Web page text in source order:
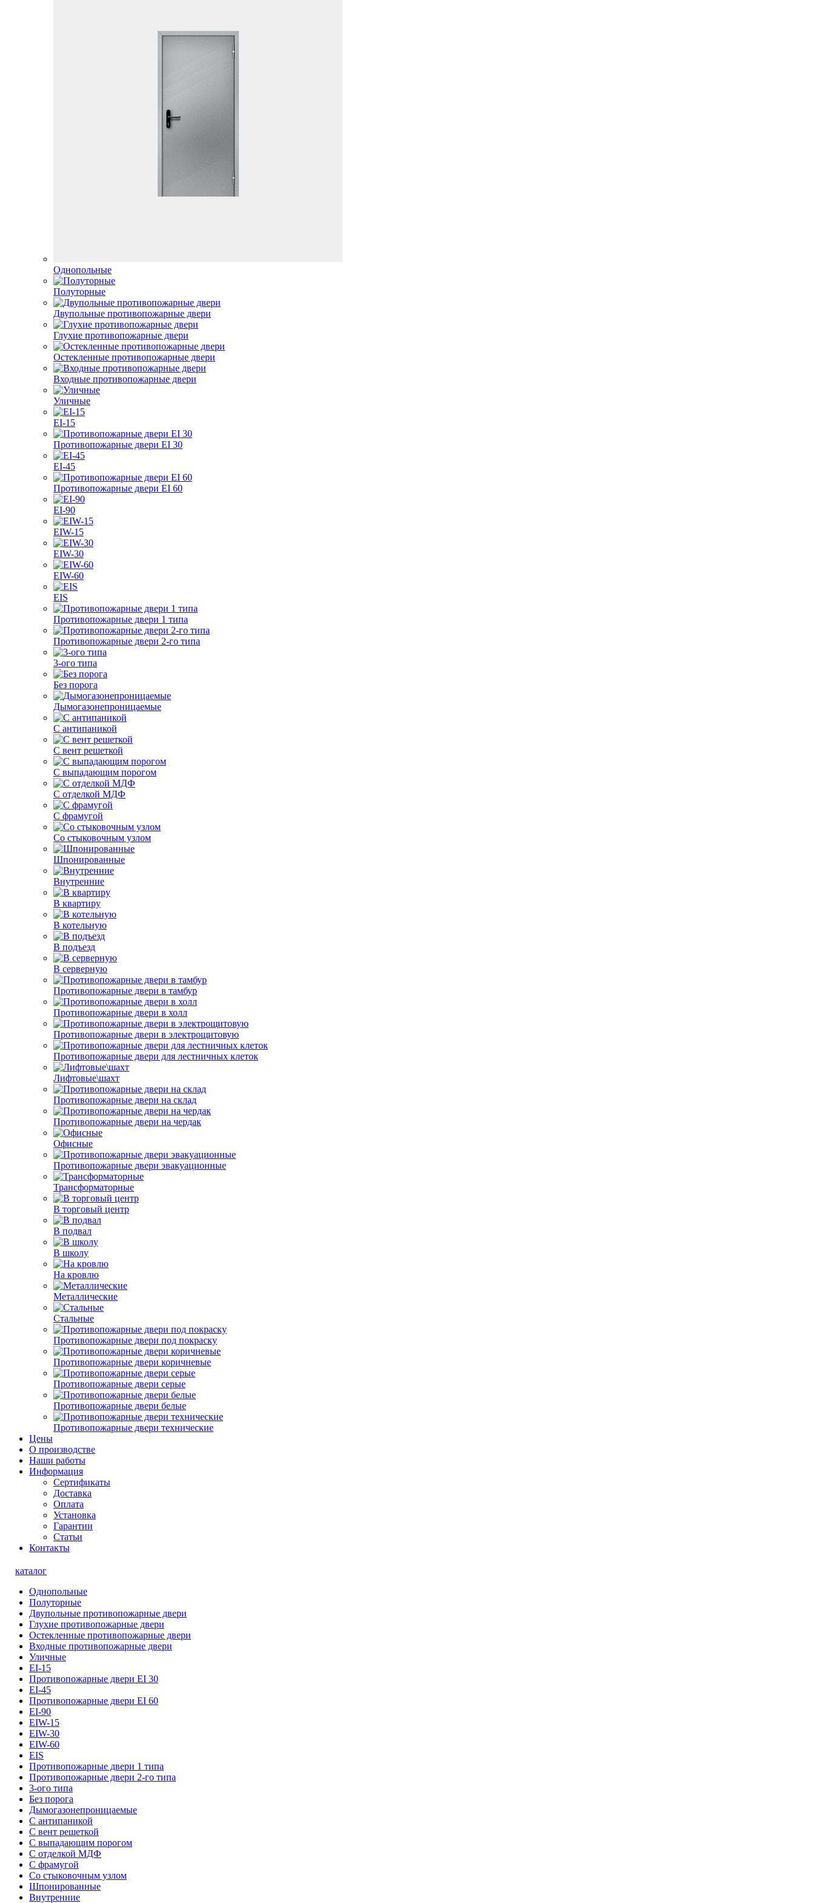
Однопольные
Полуторные
Двупольные противопожарные двери
Глухие противопожарные двери
Остекленные противопожарные двери
Входные противопожарные двери
Уличные
EI-15
Противопожарные двери EI 30
EI-45
Противопожарные двери EI 60
EI-90
EIW-15
EIW-30
EIW-60
EIS
Противопожарные двери 1 типа
Противопожарные двери 2-го типа
3-ого типа
Без порога
Дымогазонепроницаемые
С антипаникой
С вент решеткой
С выпадающим порогом
С отделкой МДФ
С фрамугой
Со стыковочным узлом
Шпонированные
Внутренние
В квартиру
В котельную
В подъезд
В серверную
Противопожарные двери в тамбур
Противопожарные двери в холл
Противопожарные двери в электрощитовую
Противопожарные двери для лестничных клеток
Лифтовые\шахт
Противопожарные двери на склад
Противопожарные двери на чердак
Офисные
Противопожарные двери эвакуационные
Трансформаторные
В торговый центр
В подвал
В школу
На кровлю
Металлические
Стальные
Противопожарные двери под покраску
Противопожарные двери коричневые
Противопожарные двери серые
Противопожарные двери белые
Противопожарные двери технические
Цены
О производстве
Наши работы
Информация
Сертификаты
Доставка
Оплата
Установка
Гарантии
Статьи
Контакты
каталог
Однопольные
Полуторные
Двупольные противопожарные двери
Глухие противопожарные двери
Остекленные противопожарные двери
Входные противопожарные двери
Уличные
EI-15
Противопожарные двери EI 30
EI-45
Противопожарные двери EI 60
EI-90
EIW-15
EIW-30
EIW-60
EIS
Противопожарные двери 1 типа
Противопожарные двери 2-го типа
3-ого типа
Без порога
Дымогазонепроницаемые
С антипаникой
С вент решеткой
С выпадающим порогом
С отделкой МДФ
С фрамугой
Со стыковочным узлом
Шпонированные
Внутренние